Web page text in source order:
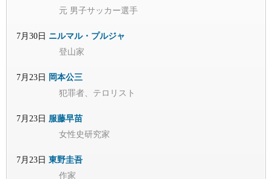
元 男子サッカー選手
7月30日 ニルマル・プルジャ
登山家
7月23日 岡本公三
犯罪者、テロリスト
7月23日 服藤早苗
女性史研究家
7月23日 東野圭吾
作家